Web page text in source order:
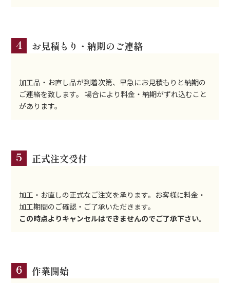
4 お見積もり・納期のご連絡
加工品・お直し品が到着次第、早急にお見積もりと納期の
ご連絡を致します。 場合により料金・納期がずれ込むこと
があります。
5 正式注文受付
加工・お直しの正式なご注文を承ります。お客様に料金・
加工期間のご確認・ご了承いただきます。
この時点よりキャンセルはできませんのでご了承下さい。
6 作業開始